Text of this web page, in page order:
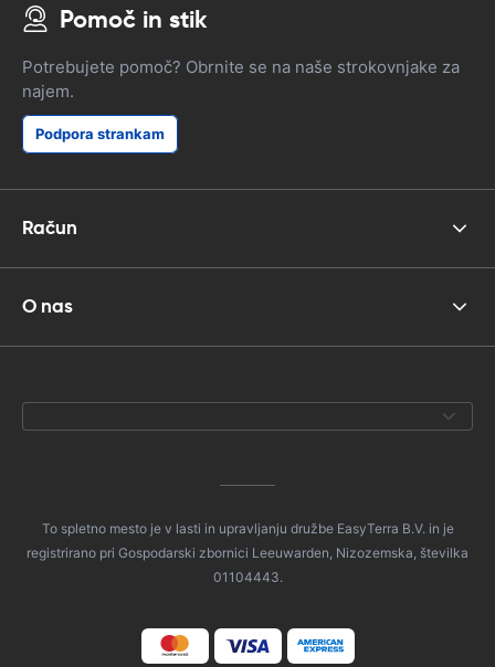
Pomoč in stik
Potrebujete pomoč? Obrnite se na naše strokovnjake za
najem.
Podpora strankam
Račun
O nas
To spletno mesto je v lasti in upravljanju družbe EasyTerra B.V. in je
registrirano pri Gospodarski zbornici Leeuwarden, Nizozemska, številka
01104443.